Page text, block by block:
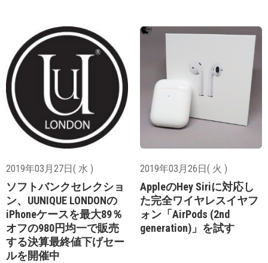
2019年03月27日( 水 )
ソフトバンクセレクショ
ン、UUNIQUE LONDONの
iPhoneケースを最大89％
オフの980円均一で販売
する決算最終値下げセー
ルを開催中
2019年03月26日( 火 )
AppleのHey Siriに対応し
た完全ワイヤレスイヤフ
ォン「AirPods (2nd
generation)」を試す